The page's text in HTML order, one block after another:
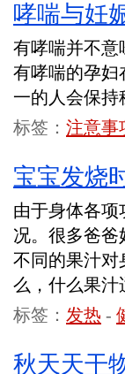
哮喘与妊
有哮喘并不意
有哮喘的孕妇
一的人会保持
标签： 注意事
宝宝发烧
由于身体各
况。很多爸
不同的果汁对
么，什么果汁
标签： 发热 -
秋天天干